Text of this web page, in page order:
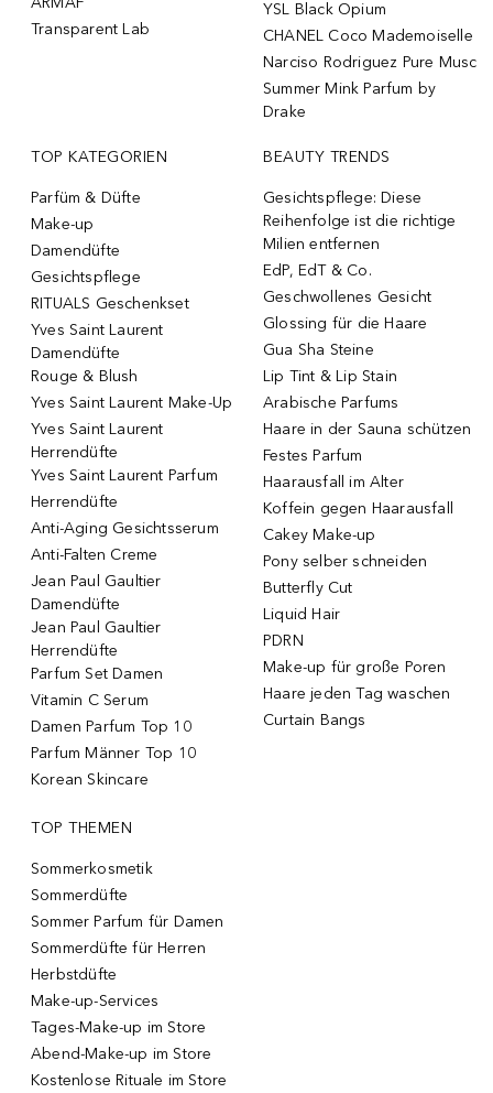
Transparent Lab
YSL Black Opium
CHANEL Coco Mademoiselle
Narciso Rodriguez Pure Musc
Summer Mink Parfum by
Drake
TOP KATEGORIEN
Parfüm & Düfte
Make-up
Damendüfte
Gesichtspflege
RITUALS Geschenkset
Yves Saint Laurent
Damendüfte
Rouge & Blush
Yves Saint Laurent Make-Up
Yves Saint Laurent
Herrendüfte
Yves Saint Laurent Parfum
Herrendüfte
Anti-Aging Gesichtsserum
Anti-Falten Creme
Jean Paul Gaultier
Damendüfte
Jean Paul Gaultier
Herrendüfte
Parfum Set Damen
Vitamin C Serum
Damen Parfum Top 10
Parfum Männer Top 10
Korean Skincare
BEAUTY TRENDS
Gesichtspflege: Diese
Reihenfolge ist die richtige
Milien entfernen
EdP, EdT & Co.
Geschwollenes Gesicht
Glossing für die Haare
Gua Sha Steine
Lip Tint & Lip Stain
Arabische Parfums
Haare in der Sauna schützen
Festes Parfum
Haarausfall im Alter
Koffein gegen Haarausfall
Cakey Make-up
Pony selber schneiden
Butterfly Cut
Liquid Hair
PDRN
Make-up für große Poren
Haare jeden Tag waschen
Curtain Bangs
TOP THEMEN
Sommerkosmetik
Sommerdüfte
Sommer Parfum für Damen
Sommerdüfte für Herren
Herbstdüfte
Make-up-Services
Tages-Make-up im Store
Abend-Make-up im Store
Kostenlose Rituale im Store